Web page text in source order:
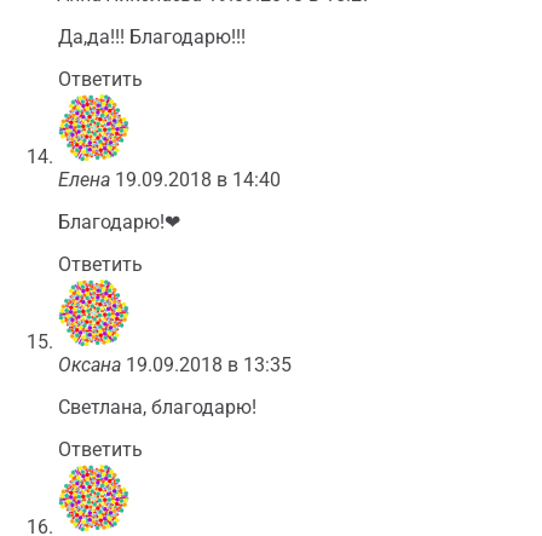
Да,да!!! Благодарю!!!
Ответить
Елена 19.09.2018 в 14:40
Благодарю!❤
Ответить
Оксана 19.09.2018 в 13:35
Светлана, благодарю!
Ответить